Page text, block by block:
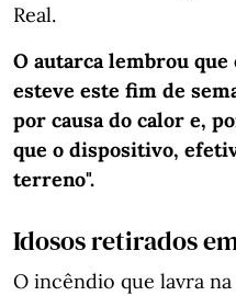
Real.
O autarca lembrou
esteve este fim de
por causa do calor e,
que o dispositivo,
terreno".
Idosos retirados
O incêndio que lavra